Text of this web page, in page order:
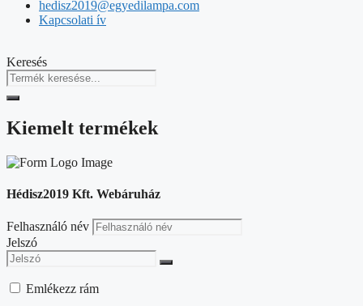
hedisz2019@egyedilampa.com
Kapcsolati ív
Keresés
Kiemelt termékek
Hédisz2019 Kft. Webáruház
Felhasználó név
Jelszó
Emlékezz rám